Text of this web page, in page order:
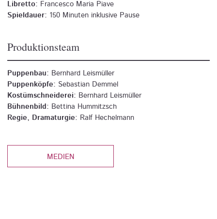
Libretto: Francesco Maria Piave
Spieldauer: 150 Minuten inklusive Pause
Produktionsteam
Puppenbau: Bernhard Leismüller
Puppenköpfe: Sebastian Demmel
Kostümschneiderei: Bernhard Leismüller
Bühnenbild: Bettina Hummitzsch
Regie, Dramaturgie: Ralf Hechelmann
MEDIEN